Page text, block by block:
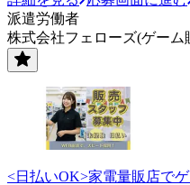
派遣労働者
株式会社フェローズ(ゲーム
<日払いOK>家電量販店で